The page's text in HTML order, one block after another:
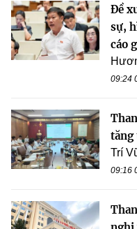
Đề
sự,
cáo
09:24
tăng
Trí
09:16